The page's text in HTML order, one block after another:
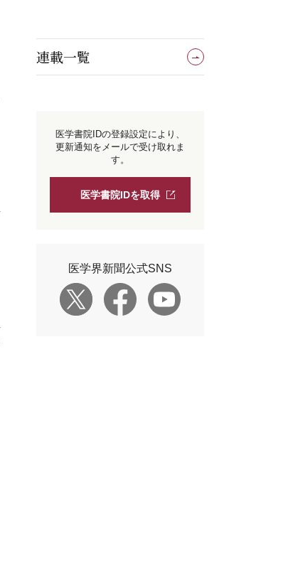
連載一覧
医学書院IDの登録設定により、
更新通知をメールで受け取れま
す。
医学書院IDを取得
医学界新聞公式SNS